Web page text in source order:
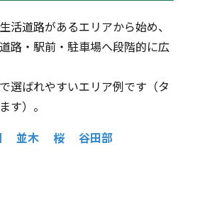
活道路があるエリアから始め、
路・駅前・駐車場へ段階的に広
選ばれやすいエリア例です（タ
す）。
並木 桜 谷田部